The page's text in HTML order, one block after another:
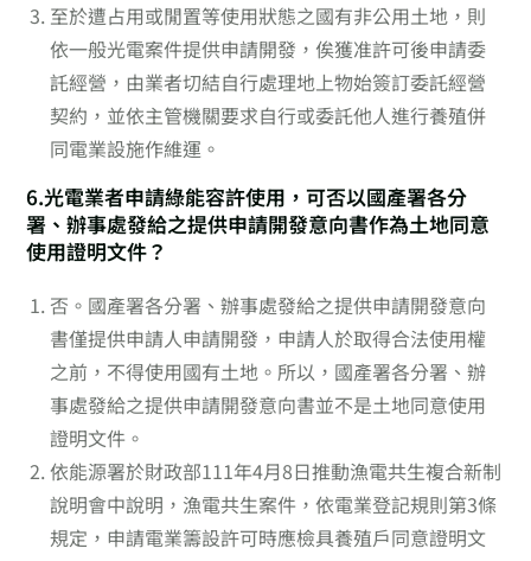
至於遭占用或閒置等使用狀態之國有非公用土地，則
依一般光電案件提供申請開發，俟獲准許可後申請委
託經營，由業者切結自行處理地上物始簽訂委託經營
契約，並依主管機關要求自行或委託他人進行養殖併
同電業設施作維運。
6.光電業者申請綠能容許使用，可否以國產署各分
署、辦事處發給之提供申請開發意向書作為土地同意
使用證明文件？
否。國產署各分署、辦事處發給之提供申請開發意向
書僅提供申請人申請開發，申請人於取得合法使用權
之前，不得使用國有土地。所以，國產署各分署、辦
事處發給之提供申請開發意向書並不是土地同意使用
證明文件。
依能源署於財政部111年4月8日推動漁電共生複合新制
說明會中說明，漁電共生案件，依電業登記規則第3條
規定，申請電業籌設許可時應檢具養殖戶同意證明文